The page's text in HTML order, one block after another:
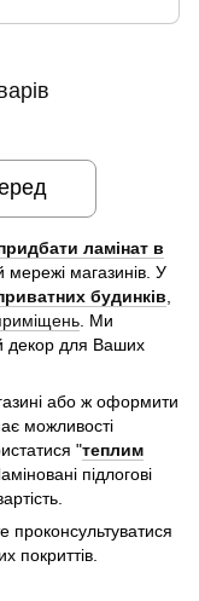
ламінат в
мережі магазинів. У
будинків
. Ми
декор для Ваших
або ж оформити
можливості
"теплим
підлогові
покриттів.